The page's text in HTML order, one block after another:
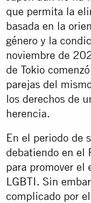
que permita la
basada en la
género y la
noviembre de
de Tokio
parejas del
los derechos de
herencia.
En el periodo de
debatiendo en el
para promover
LGBTI. Sin
complicado por